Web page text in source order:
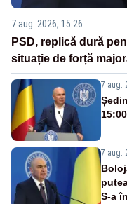
7 aug. 2026, 15:26
PSD, replică dură
situație de forță
7 aug.
7 aug.
S-a